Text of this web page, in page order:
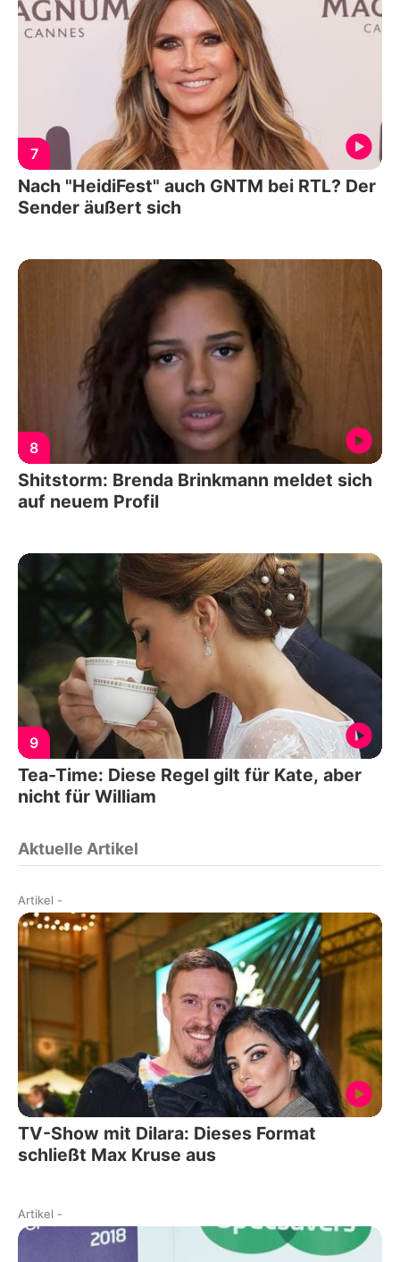
7
Nach "HeidiFest" auch GNTM bei RTL? Der
Sender äußert sich
8
Shitstorm: Brenda Brinkmann meldet sich
auf neuem Profil
9
Tea-Time: Diese Regel gilt für Kate, aber
nicht für William
Aktuelle Artikel
Artikel -
TV-Show mit Dilara: Dieses Format
schließt Max Kruse aus
Artikel -